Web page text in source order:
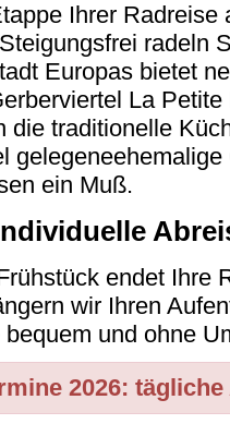
Ihrer
radeln
Europas bietet
La
die traditionelle
ein Muß.
endet Ihre
wir Ihren
bequem und ohne
2026: tägliche